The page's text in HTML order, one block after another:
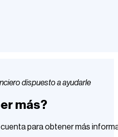
dispuesto a ayudarle
más?
para obtener más